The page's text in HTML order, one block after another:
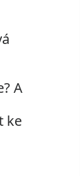
A
ke